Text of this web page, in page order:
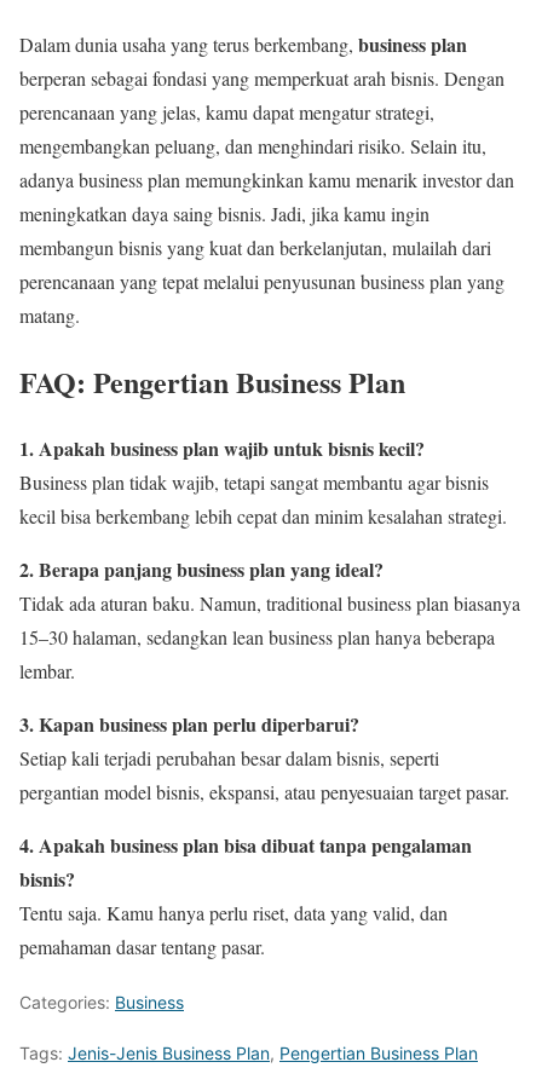
Dalam dunia usaha yang terus berkembang, business plan
berperan sebagai fondasi yang memperkuat arah bisnis. Dengan
perencanaan yang jelas, kamu dapat mengatur strategi,
mengembangkan peluang, dan menghindari risiko. Selain itu,
adanya business plan memungkinkan kamu menarik investor dan
meningkatkan daya saing bisnis. Jadi, jika kamu ingin
membangun bisnis yang kuat dan berkelanjutan, mulailah dari
perencanaan yang tepat melalui penyusunan business plan yang
matang.
FAQ: Pengertian Business Plan
1. Apakah business plan wajib untuk bisnis kecil?
Business plan tidak wajib, tetapi sangat membantu agar bisnis
kecil bisa berkembang lebih cepat dan minim kesalahan strategi.
2. Berapa panjang business plan yang ideal?
Tidak ada aturan baku. Namun, traditional business plan biasanya
15–30 halaman, sedangkan lean business plan hanya beberapa
lembar.
3. Kapan business plan perlu diperbarui?
Setiap kali terjadi perubahan besar dalam bisnis, seperti
pergantian model bisnis, ekspansi, atau penyesuaian target pasar.
4. Apakah business plan bisa dibuat tanpa pengalaman
bisnis?
Tentu saja. Kamu hanya perlu riset, data yang valid, dan
pemahaman dasar tentang pasar.
Categories: Business
Tags: Jenis-Jenis Business Plan, Pengertian Business Plan